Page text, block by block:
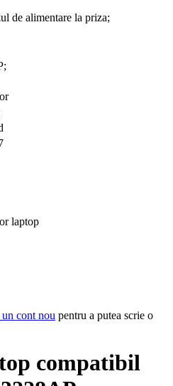
de alimentare la priza;
laptop
cont nou pentru a putea scrie o
compatibil